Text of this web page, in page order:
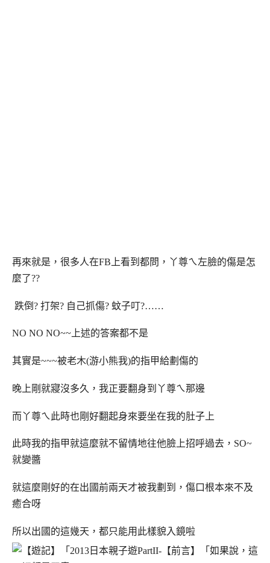
再來就是，很多人在FB上看到都問，丫尊ㄟ左臉的傷是怎
麼了??
跌倒? 打架? 自己抓傷? 蚊子叮?……
NO NO NO~~上述的答案都不是
其實是~~~被老木(游小熊我)的指甲給劃傷的
晚上剛就寢沒多久，我正要翻身到丫尊ㄟ那邊
而丫尊ㄟ此時也剛好翻起身來要坐在我的肚子上
此時我的指甲就這麼就不留情地往他臉上招呼過去，SO~
就變醬
就這麼剛好的在出國前兩天才被我劃到，傷口根本來不及
癒合呀
所以出國的這幾天，都只能用此樣貌入鏡啦